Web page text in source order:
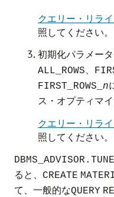
クエリー・リラ
照してください。
初期化パラメータ
ALL_ROWS
FIRST_ROWS_ n
ス・オプティマ
クエリー・リラ
照してください。
ると、
CREATE
て、一般的なQUERY